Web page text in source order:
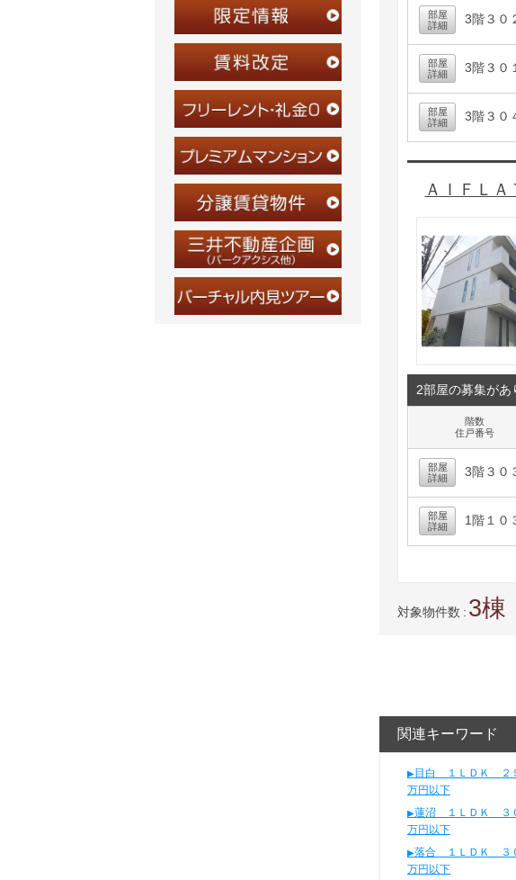
部屋
詳細
3階３０
部屋
詳細
3階３０
部屋
詳細
3階３０
ＡＩＦＬ
2部屋の募集があ
階数
住戸番号
部屋
詳細
3階３０
部屋
詳細
1階１０
対象物件数 3
関連キーワード
目白 １ＬＤＫ ２
万円以下
蓮沼 １ＬＤＫ ３
万円以下
落合 １ＬＤＫ ３
万円以下